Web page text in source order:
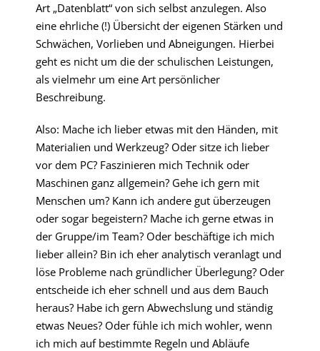
Art „Datenblatt“ von sich selbst anzulegen. Also
eine ehrliche (!) Übersicht der eigenen Stärken und
Schwächen, Vorlieben und Abneigungen. Hierbei
geht es nicht um die der schulischen Leistungen,
als vielmehr um eine Art persönlicher
Beschreibung.
Also: Mache ich lieber etwas mit den Händen, mit
Materialien und Werkzeug? Oder sitze ich lieber
vor dem PC? Faszinieren mich Technik oder
Maschinen ganz allgemein? Gehe ich gern mit
Menschen um? Kann ich andere gut überzeugen
oder sogar begeistern? Mache ich gerne etwas in
der Gruppe/im Team? Oder beschäftige ich mich
lieber allein? Bin ich eher analytisch veranlagt und
löse Probleme nach gründlicher Überlegung? Oder
entscheide ich eher schnell und aus dem Bauch
heraus? Habe ich gern Abwechslung und ständig
etwas Neues? Oder fühle ich mich wohler, wenn
ich mich auf bestimmte Regeln und Abläufe